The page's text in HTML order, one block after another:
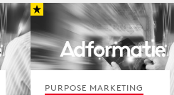
PURPOSE MARKETING